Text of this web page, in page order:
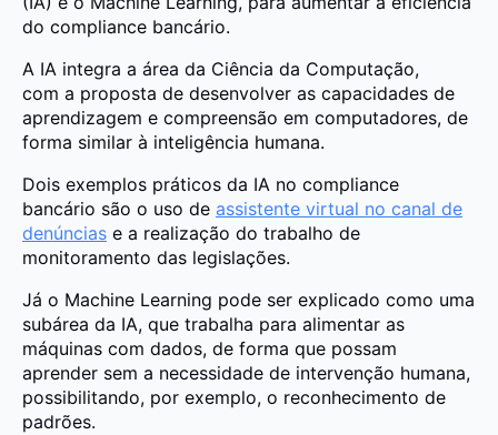
do compliance bancário.
A IA integra a área da Ciência da Computação,
com a proposta de desenvolver as capacidades de
aprendizagem e compreensão em computadores, de
forma similar à inteligência humana.
Dois exemplos práticos da IA no compliance
bancário são o uso de assistente virtual no canal de
denúncias e a realização do trabalho de
monitoramento das legislações.
Já o Machine Learning pode ser explicado como uma
subárea da IA, que trabalha para alimentar as
máquinas com dados, de forma que possam
aprender sem a necessidade de intervenção humana,
possibilitando, por exemplo, o reconhecimento de
padrões.